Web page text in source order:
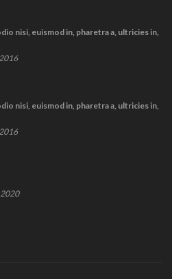
nisi, euismod in, pharetra a, ultricies in,
nisi, euismod in, pharetra a, ultricies in,